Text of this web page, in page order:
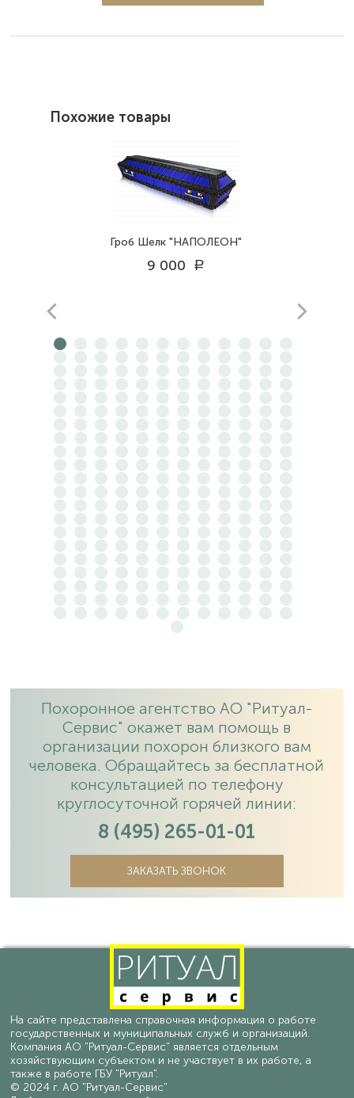
Похожие товары
Гроб Шелк "НАПОЛЕОН"
9 000 a
prev next
Похоронное агентство АО "Ритуал-
Сервис" окажет вам помощь в
организации похорон близкого вам
человека. Обращайтесь за бесплатной
консультацией по телефону
круглосуточной горячей линии:
8 (495) 265-01-01
ЗАКАЗАТЬ ЗВОНОК
На сайте представлена справочная информация о работе
государственных и муниципальных служб и организаций.
Компания АО "Ритуал-Сервис" является отдельным
хозяйствующим субъектом и не участвует в их работе, а
также в работе ГБУ "Ритуал".
© 2024 г. АО "Ритуал-Сервис"